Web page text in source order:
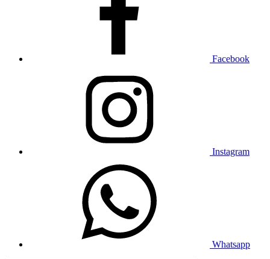
Facebook
Instagram
Whatsapp